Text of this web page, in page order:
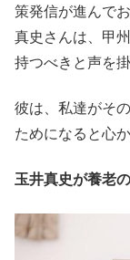
策発信が進んで
真史さんは、甲
持つべきと声を
彼は、私達がそ
ためになると心
玉井真史が養老